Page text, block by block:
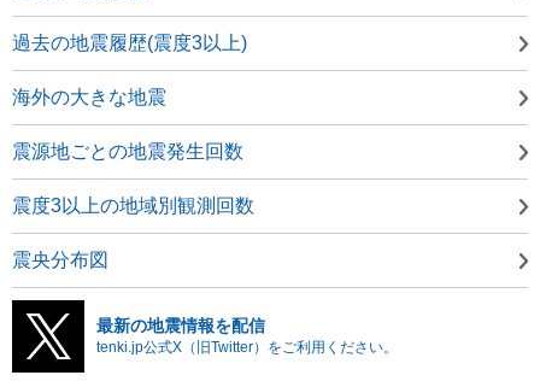
過去の地震履歴(震度3以上)
海外の大きな地震
震源地ごとの地震発生回数
震度3以上の地域別観測回数
震央分布図
最新の地震情報を配信
tenki.jp公式X（旧Twitter）をご利用ください。